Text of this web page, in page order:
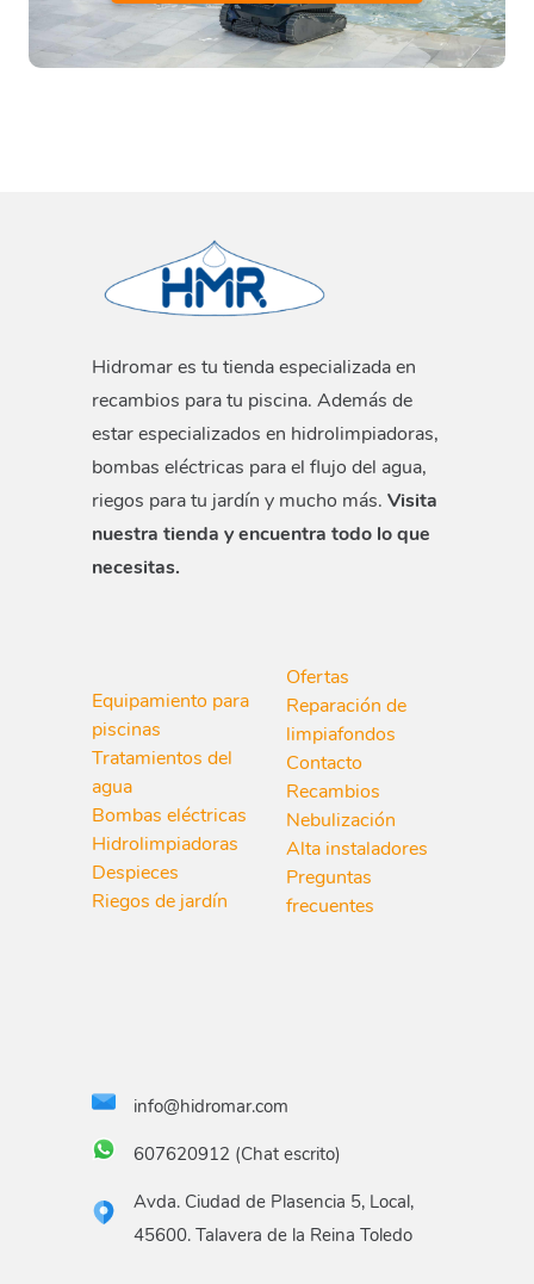
Hidromar es tu tienda especializada en
recambios para tu piscina. Además de
estar especializados en hidrolimpiadoras,
bombas eléctricas para el flujo del agua,
riegos para tu jardín y mucho más. Visita
nuestra tienda y encuentra todo lo que
necesitas.
Equipamiento para
piscinas
Tratamientos del
agua
Bombas eléctricas
Hidrolimpiadoras
Despieces
Riegos de jardín
Ofertas
Reparación de
limpiafondos
Contacto
Recambios
Nebulización
Alta instaladores
Preguntas
frecuentes
info@hidromar.com
607620912 (Chat escrito)
Avda. Ciudad de Plasencia 5, Local,
45600. Talavera de la Reina Toledo